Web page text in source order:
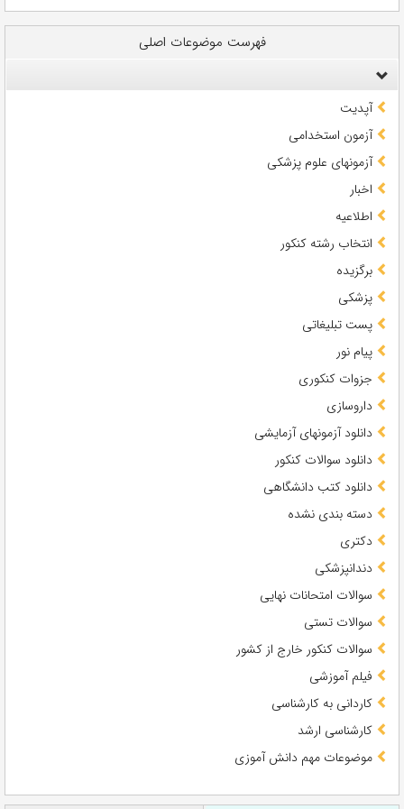
فهرست موضوعات اصلی
آپدیت
آزمون استخدامی
آزمونهای علوم پزشکی
اخبار
اطلاعیه
انتخاب رشته کنکور
برگزیده
پزشکی
پست تبلیغاتی
پیام نور
جزوات کنکوری
داروسازی
دانلود آزمونهای آزمایشی
دانلود سوالات کنکور
دانلود کتب دانشگاهی
دسته بندی نشده
دکتری
دندانپزشکی
سوالات امتحانات نهایی
سوالات تستی
سوالات کنکور خارج از کشور
فیلم آموزشی
کاردانی به کارشناسی
کارشناسی ارشد
موضوعات مهم دانش آموزی